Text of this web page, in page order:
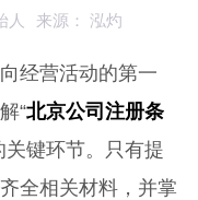
人 来源： 泓灼
经营活动的第一
“北京公司注册条
关键环节。只有提
全相关材料，并掌